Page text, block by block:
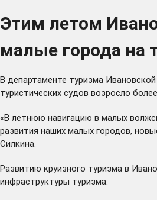
Этим летом
малые города на
В департаменте туризма
туристических судов возросло
«В летнюю навигацию в малых
развития наших малых городов,
Силкина.
Развитию круизного туризма в
инфраструктуры туризма.